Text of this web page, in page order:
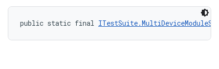
public static final